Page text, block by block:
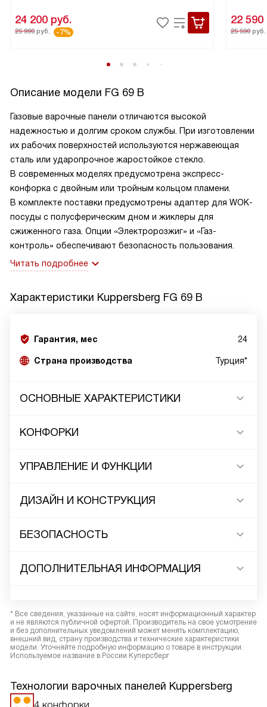
24 200 руб.
25 990 руб. -7%
22 590
25 590руб.
Описание модели FG 69 B
Газовые варочные панели отличаются высокой
надежностью и долгим сроком службы. При изготовлении
их рабочих поверхностей используются нержавеющая
сталь или ударопрочное жаростойкое стекло.
В современных моделях предусмотрена экспресс-
конфорка с двойным или тройным кольцом пламени.
В комплекте поставки предусмотрены адаптер для WOK-
посуды с полусферическим дном и жиклеры для
сжиженного газа. Опции «Электророзжиг» и «Газ-
контроль» обеспечивают безопасность пользования.
Читать подробнее
Характеристики Kuppersberg FG 69 B
Гарантия, мес 24
Страна производства Турция*
ОСНОВНЫЕ ХАРАКТЕРИСТИКИ
КОНФОРКИ
УПРАВЛЕНИЕ И ФУНКЦИИ
ДИЗАЙН И КОНСТРУКЦИЯ
БЕЗОПАСНОСТЬ
ДОПОЛНИТЕЛЬНАЯ ИНФОРМАЦИЯ
* Все сведения, указанные на сайте, носят информационный характер
и не являются публичной офертой. Производитель на свое усмотрение
и без дополнительных уведомлений может менять комплектацию,
внешний вид, страну производства и технические характеристики
модели. Уточняйте подробную информацию о товаре в инструкции.
Используемое название в России Куперсберг
Технологии варочных панелей Kuppersberg